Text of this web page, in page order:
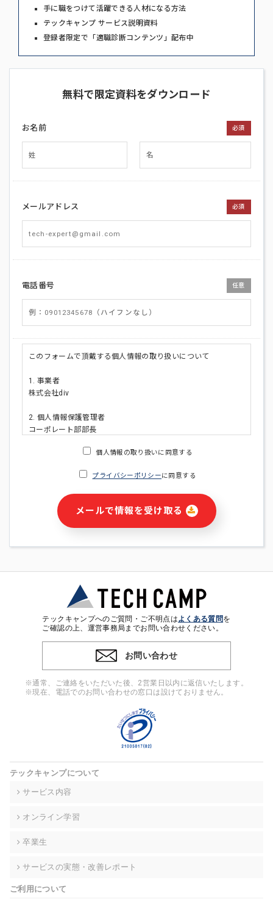
手に職をつけて活躍できる人材になる方法
テックキャンプ サービス説明資料
登録者限定で「適職診断コンテンツ」配布中
無料で限定資料をダウンロード
お名前 必須
メールアドレス 必須
電話番号 任意
このフォームで頂戴する個人情報の取り扱いについて
1. 事業者
株式会社div
2. 個人情報保護管理者
コーポレート部部長
・ご請求された資料の送付のため
・本サービス及び本サービスに関連する情報(当社及び第三者の
サービス又は商品等の広告配信・宣伝を含みますが、それらに
・個人(法人の場合は担当者)を識別できない形式に加工した統
計情報の作成および利用
※上記の利用目的に基づいた本人への連絡及び配信について
4. 個人情報の第三者提供
ンをとるために、氏名等の一部の情報をサービス内で使用する
チャットツールで発信することにより、本サービスの他の利用
者等に提供することがあります。
当社は事業運営上、前項利用目的の範囲に限って個人情報を外
高い委託先を選定し、個人情報の適正管理・機密保持について
個人情報の開示等(利用目的の通知、開示、内容の訂正・追加・
て、下記の当社問合わせ窓口に申し出ることができます。その
的な期間内に対応いたします。ただし、申請が本人確認が不可
により、ご希望に添えない場合があります。 なお、アクセスロ
個人情報の取り扱いに同意する
プライバシーポリシーに同意する
メールで情報を受け取る
テックキャンプへのご質問・ご不明点はよくある質問を
ご確認の上、運営事務局までお問い合わせください。
お問い合わせ
※通常、ご連絡をいただいた後、2営業日以内に返信いたします。
※現在、電話でのお問い合わせの窓口は設けておりません。
テックキャンプについて
サービス内容
オンライン学習
卒業生
サービスの実態・改善レポート
ご利用について